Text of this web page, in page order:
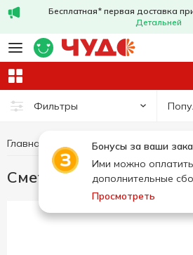
Бесплатная* первая доставка
Детальней
Фильтры
Бонусы за ваши
Ими можно
дополнительные
Просмотреть
Главная Яйца и молочные продукты
Сметана